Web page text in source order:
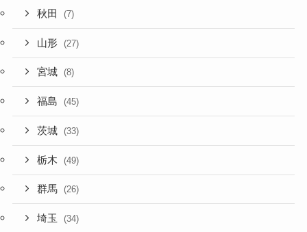
秋田 (7)
山形 (27)
宮城 (8)
福島 (45)
茨城 (33)
栃木 (49)
群馬 (26)
埼玉 (34)